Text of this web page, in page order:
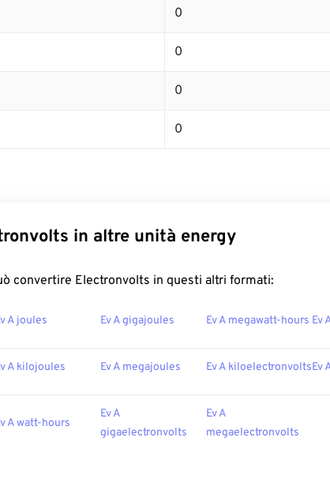
0
0
0
0
in altre unità energy
convertire Electronvolts in questi altri formati:
A joules Ev A gigajoules Ev A megawatt-hours Ev
A kilojoules Ev A megajoules Ev A kiloelectronvoltsEv
A watt-hours
Ev A
gigaelectronvolts
Ev A
megaelectronvolts